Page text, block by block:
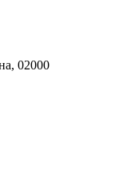
02000